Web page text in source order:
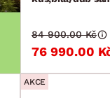
76 990.00
84 900.00 Kč
AKCE